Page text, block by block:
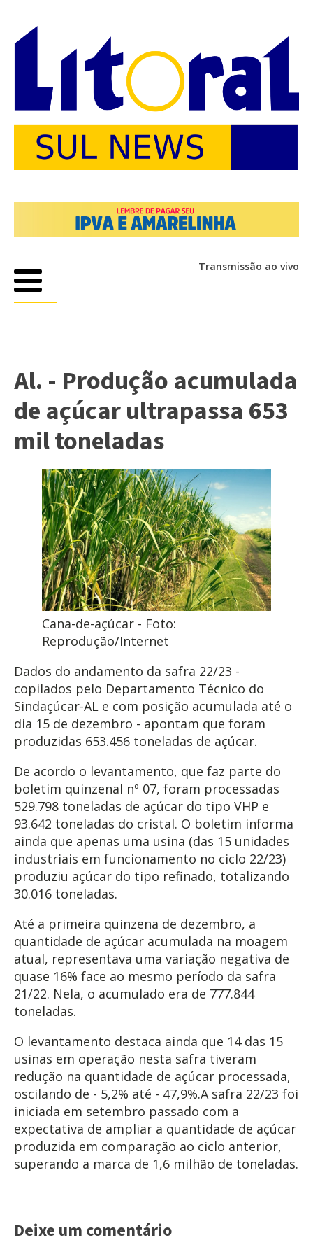
Transmissão ao vivo
Al. - Produção acumulada
de açúcar ultrapassa 653
mil toneladas
Cana-de-açúcar - Foto:
Reprodução/Internet
Dados do andamento da safra 22/23 -
copilados pelo Departamento Técnico do
Sindaçúcar-AL e com posição acumulada até o
dia 15 de dezembro - apontam que foram
produzidas 653.456 toneladas de açúcar.
De acordo o levantamento, que faz parte do
boletim quinzenal nº 07, foram processadas
529.798 toneladas de açúcar do tipo VHP e
93.642 toneladas do cristal. O boletim informa
ainda que apenas uma usina (das 15 unidades
industriais em funcionamento no ciclo 22/23)
produziu açúcar do tipo refinado, totalizando
30.016 toneladas.
Até a primeira quinzena de dezembro, a
quantidade de açúcar acumulada na moagem
atual, representava uma variação negativa de
quase 16% face ao mesmo período da safra
21/22. Nela, o acumulado era de 777.844
toneladas.
O levantamento destaca ainda que 14 das 15
usinas em operação nesta safra tiveram
redução na quantidade de açúcar processada,
oscilando de - 5,2% até - 47,9%.A safra 22/23 foi
iniciada em setembro passado com a
expectativa de ampliar a quantidade de açúcar
produzida em comparação ao ciclo anterior,
superando a marca de 1,6 milhão de toneladas.
Deixe um comentário